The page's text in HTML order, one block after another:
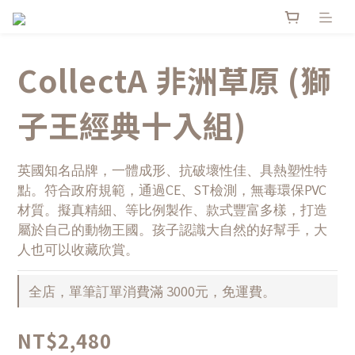
CollectA 非洲草原 (獅
子王經典十入組)
英國知名品牌，一體成形、抗破壞性佳、具熱塑性特
點。符合政府規範，通過CE、ST檢測，無毒環保PVC
材質。擬真精細、等比例製作、款式豐富多樣，打造
屬於自己的動物王國。孩子認識大自然的好幫手，大
人也可以收藏欣賞。
全店，單筆訂單消費滿 3000元，免運費。
NT$2,480